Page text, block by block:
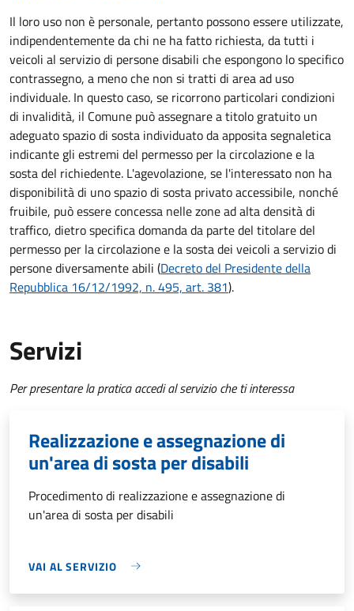
Il loro uso non è personale, pertanto possono essere utilizzate,
indipendentemente da chi ne ha fatto richiesta, da tutti i
veicoli al servizio di persone disabili che espongono lo specifico
contrassegno, a meno che non si tratti di area ad uso
individuale. In questo caso, se ricorrono particolari condizioni
di invalidità, il Comune può assegnare a titolo gratuito un
adeguato spazio di sosta individuato da apposita segnaletica
indicante gli estremi del permesso per la circolazione e la
sosta del richiedente. L'agevolazione, se l'interessato non ha
disponibilità di uno spazio di sosta privato accessibile, nonché
fruibile, può essere concessa nelle zone ad alta densità di
traffico, dietro specifica domanda da parte del titolare del
permesso per la circolazione e la sosta dei veicoli a servizio di
persone diversamente abili (Decreto del Presidente della
Repubblica 16/12/1992, n. 495, art. 381).
Servizi
Per presentare la pratica accedi al servizio che ti interessa
Realizzazione e assegnazione di
un'area di sosta per disabili
Procedimento di realizzazione e assegnazione di
un'area di sosta per disabili
VAI AL SERVIZIO